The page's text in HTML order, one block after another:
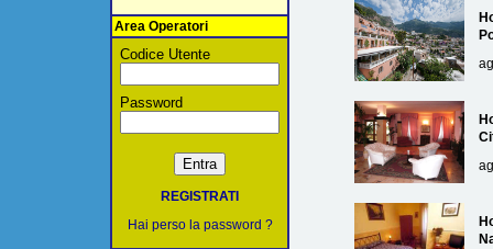
Area Operatori
Codice Utente
Password
REGISTRATI
Hai perso la password ?